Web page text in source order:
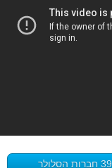
מי ספק הסלולר המהיר בישראל ואחד מ-39 חברות הסלולר